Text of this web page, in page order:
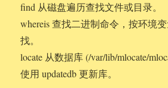
find 从磁盘遍历查找文件或目录。
whereis 查找二进制命令，按环境
找。
locate 从数据库 (/var/lib/mlocate/
使用 updatedb 更新库。